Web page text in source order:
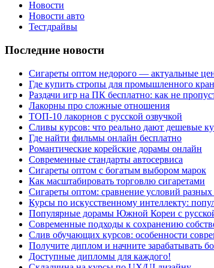
Новости
Новости авто
Тестдрайвы
Последние новости
Сигареты оптом недорого — актуальные
Где купить стропы для промышленного
Раздачи игр на ПК бесплатно: как не
Лакорны про сложные отношения
ТОП-10 лакорнов с русской озвучкой
Сливы курсов: что реально дают дешевые
Где найти фильмы онлайн бесплатно
Романтические корейские дорамы онлайн
Современные стандарты автосервиса
Сигареты оптом с богатым выбором марок
Как масштабировать торговлю сигаретами
Сигареты оптом: сравнение условий
Курсы по искусственному интеллекту:
Популярные дорамы Южной Кореи с
Современные подходы к сохранению
Слив обучающих курсов: особенности
Получите диплом и начните зарабатывать
Доступные дипломы для каждого!